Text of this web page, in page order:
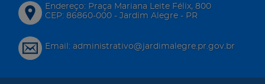
Endereço: Praça Mariana Leite Félix, 800
CEP: 86860-000 - Jardim Alegre - PR
Email: administrativo@jardimalegre.pr.gov.br